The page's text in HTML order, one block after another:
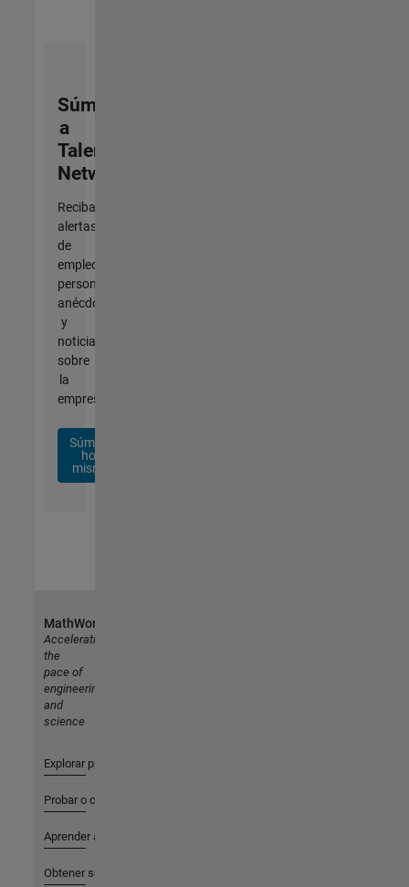
Súmese
a
Talent
Network
Reciba
alertas
de
empleo
personalizadas,
anécdotas
y
noticias
sobre
la
empresa.
Súmese
hoy
mismo
MathWorks
Accelerating
the
pace of
engineering
and
science
Explorar productos
Probar o comprar
Aprender a utilizar
Obtener soporte